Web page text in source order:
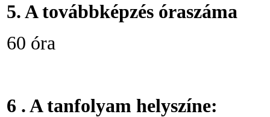
5. A továbbképzés óraszáma
60 óra
6 . A tanfolyam helyszíne: